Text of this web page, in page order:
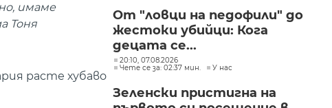
имаме
Тоня
расте хубаво
От "ловци на педофили" до
жестоки убийци: Кога
децата се...
20:10, 07.08.2026
Чете се за: 02:37 мин.
У нас
Зеленски пристигна на